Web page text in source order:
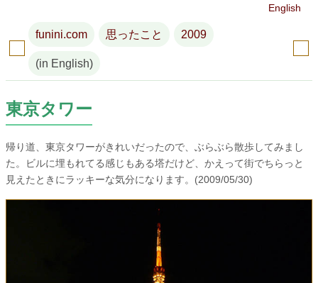
English
funini.com 思ったこと 2009
(in English)
東京タワー
帰り道、東京タワーがきれいだったので、ぶらぶら散歩してみまし
た。ビルに埋もれてる感じもある塔だけど、かえって街でちらっと
見えたときにラッキーな気分になります。(2009/05/30)